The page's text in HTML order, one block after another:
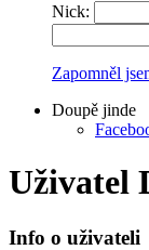
Nick:
Zapomněl
Doupě jinde
Uživatel
Info o uživateli